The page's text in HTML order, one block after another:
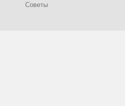
Советы